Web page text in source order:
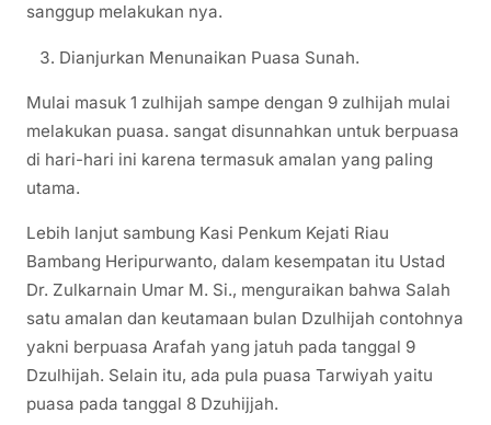
sanggup melakukan nya.
Dianjurkan Menunaikan Puasa Sunah.
Mulai masuk 1 zulhijah sampe dengan 9 zulhijah mulai
melakukan puasa. sangat disunnahkan untuk berpuasa
di hari-hari ini karena termasuk amalan yang paling
utama.
Lebih lanjut sambung Kasi Penkum Kejati Riau
Bambang Heripurwanto, dalam kesempatan itu Ustad
Dr. Zulkarnain Umar M. Si., menguraikan bahwa Salah
satu amalan dan keutamaan bulan Dzulhijah contohnya
yakni berpuasa Arafah yang jatuh pada tanggal 9
Dzulhijah. Selain itu, ada pula puasa Tarwiyah yaitu
puasa pada tanggal 8 Dzuhijjah.